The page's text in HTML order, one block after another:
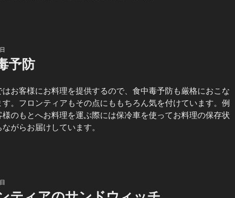
予防
はお客様にお料理を提供するので、食中毒予防も厳格におこな
す。フロンティアもその点にももちろん気を付けています。例
様のもとへお料理を運ぶ際には保冷車を使ってお料理の保存状
がらお届けしています。